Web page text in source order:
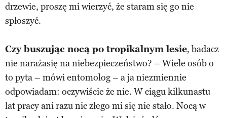
drzewie, proszę mi wierzyć, że staram się go nie
spłoszyć.
Czy buszując nocą po tropikalnym lesie, badacz
nie narażasię na niebezpieczeństwo? – Wiele osób o
to pyta – mówi entomolog – a ja niezmiennie
odpowiadam: oczywiście że nie. W ciągu kilkunastu
lat pracy ani razu nic złego mi się nie stało. Nocą w